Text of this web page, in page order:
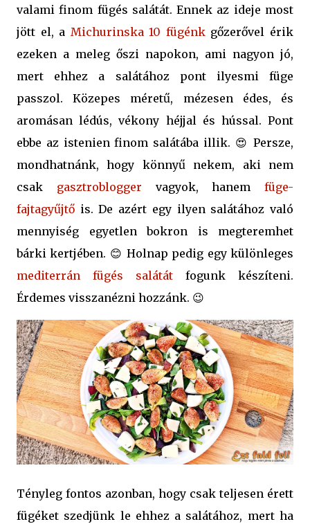
valami finom fügés salátát. Ennek az ideje most
jött el, a Michurinska 10 fügénkgőzerővel érik
ezeken a meleg őszi napokon, ami nagyon jó,
mert ehhez a salátához pont ilyesmi füge
passzol. Közepes méretű, mézesen édes, és
aromásan lédús, vékony héjjal és hússal. Pont
ebbe az istenien finom salátába illik. 😍 Persze,
mondhatnánk, hogy könnyű nekem, aki nem
csak gasztroblogger vagyok, hanem füge-
fajtagyűjtő is. De azért egy ilyen salátához való
mennyiség egyetlen bokron is megteremhet
bárki kertjében. 😊 Holnap pedig egy különleges
mediterrán fügés salátát fogunk készíteni.
Érdemes visszanézni hozzánk. 😉
Tényleg fontos azonban, hogy csak teljesen érett
fügéket szedjünk le ehhez a salátához, mert ha